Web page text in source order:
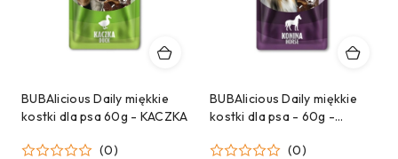
BUBAlicious Daily miękkie
kostki dla psa 60g - KACZKA
(0)
BUBAlicious Daily miękkie
kostki dla psa - 60g -
(0)